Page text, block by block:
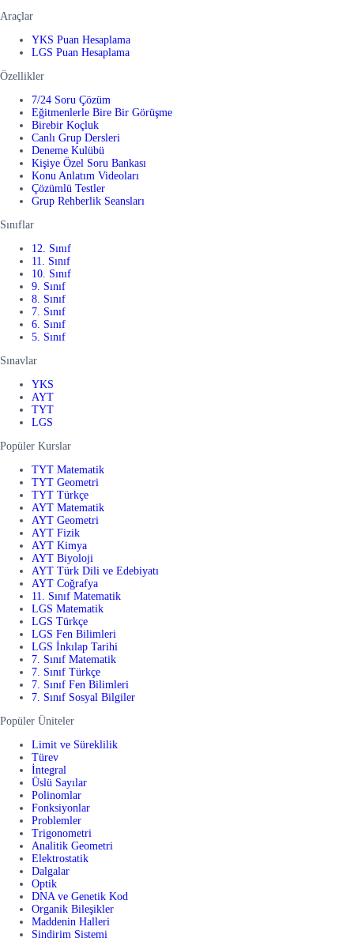
Araçlar
YKS Puan Hesaplama
LGS Puan Hesaplama
Özellikler
7/24 Soru Çözüm
Eğitmenlerle Bire Bir Görüşme
Birebir Koçluk
Canlı Grup Dersleri
Deneme Kulübü
Kişiye Özel Soru Bankası
Konu Anlatım Videoları
Çözümlü Testler
Grup Rehberlik Seansları
Sınıflar
12. Sınıf
11. Sınıf
10. Sınıf
9. Sınıf
8. Sınıf
7. Sınıf
6. Sınıf
5. Sınıf
Sınavlar
YKS
AYT
TYT
LGS
Popüler Kurslar
TYT Matematik
TYT Geometri
TYT Türkçe
AYT Matematik
AYT Geometri
AYT Fizik
AYT Kimya
AYT Biyoloji
AYT Türk Dili ve Edebiyatı
AYT Coğrafya
11. Sınıf Matematik
LGS Matematik
LGS Türkçe
LGS Fen Bilimleri
LGS İnkılap Tarihi
7. Sınıf Matematik
7. Sınıf Türkçe
7. Sınıf Fen Bilimleri
7. Sınıf Sosyal Bilgiler
Popüler Üniteler
Limit ve Süreklilik
Türev
İntegral
Üslü Sayılar
Polinomlar
Fonksiyonlar
Problemler
Trigonometri
Analitik Geometri
Elektrostatik
Dalgalar
Optik
DNA ve Genetik Kod
Organik Bileşikler
Maddenin Halleri
Sindirim Sistemi